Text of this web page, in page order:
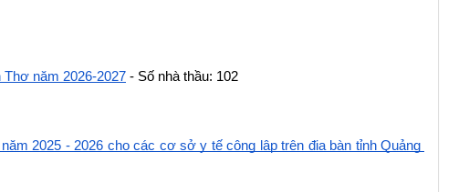
năm 2026-2027 - Số nhà thầu: 102
2025 - 2026 cho các cơ sở y tế công lập trên địa bàn tỉnh Quảng